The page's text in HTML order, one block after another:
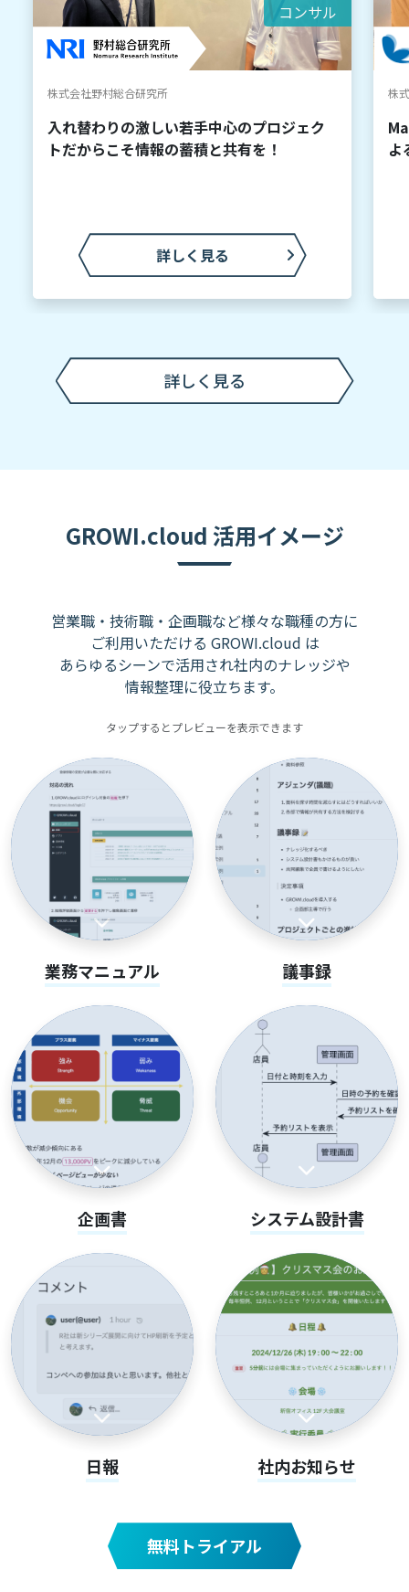
コンサル
株式会社野村総合研究所
入れ替わりの激しい若手中心のプロジェク
トだからこそ情報の蓄積と共有を！
詳しく見る
株
よ
詳しく見る
GROWI.cloud 活用イメージ
営業職・技術職・企画職など様々な職種の方に
ご利用いただける GROWI.cloud は
あらゆるシーンで活用され社内のナレッジや
情報整理に役立ちます。
タップするとプレビューを表示できます
業務マニュアル 議事録
企画書 システム設計書
日報 社内お知らせ
無料トライアル